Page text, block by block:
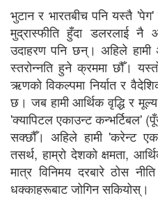
भुटान र भारतबीच पनि यस्तै
मुद्रास्फीति हुँदा डलरलाई नै
उदाहरण पनि छन्। अहिले हामी
स्तरोन्नति हुने क्रममा छौँ।
ऋणको विकल्पमा निर्यात र
छ। जब हामी आर्थिक वृद्धि र
'क्यापिटल एकाउन्ट कन्भर्टिबल'
सक्छौँ। अहिले हामी 'करेन्ट
तसर्थ, हाम्रो देशको क्षमता,
मात्र विनिमय दरबारे ठोस
धक्काहरूबाट जोगिन सकियोस्।